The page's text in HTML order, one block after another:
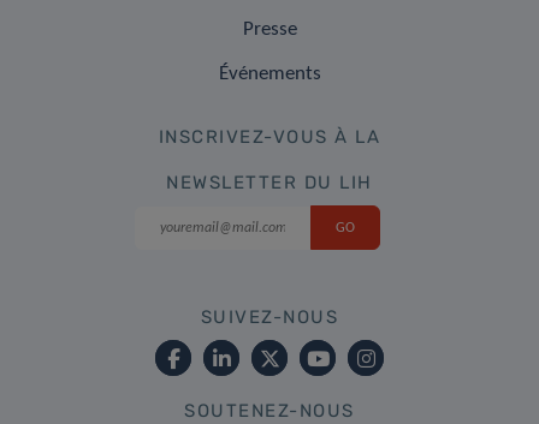
Presse
Événements
INSCRIVEZ-VOUS À LA
NEWSLETTER DU LIH
SUIVEZ-NOUS
SOUTENEZ-NOUS